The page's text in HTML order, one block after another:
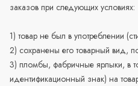
заказов при следующих условиях:
1) товар не был в употреблении
2) сохранены его товарный вид,
3) пломбы, фабричные ярлыки, в
идентификационный знак) на